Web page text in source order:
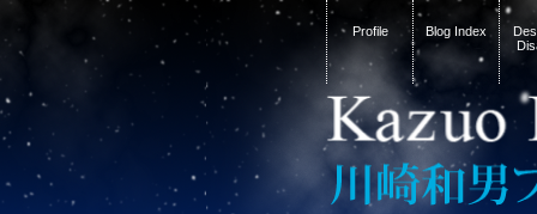
Profile Blog Index